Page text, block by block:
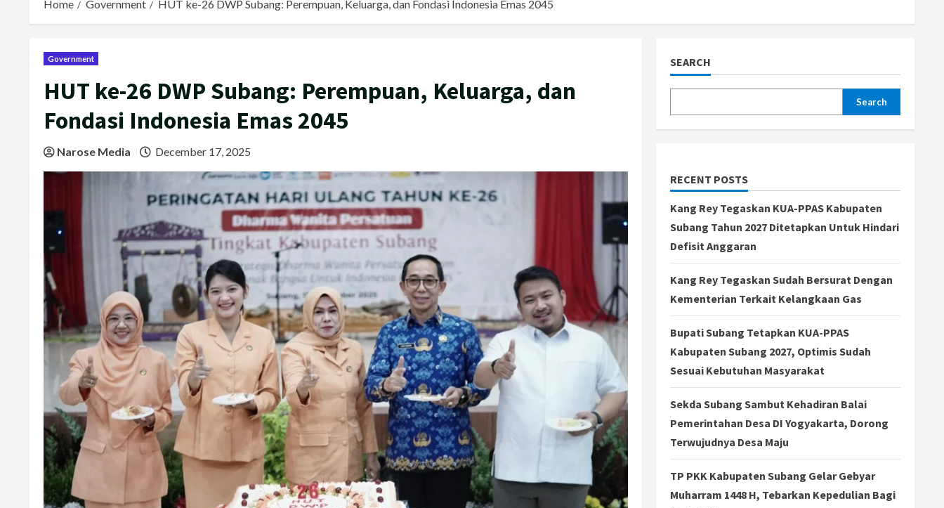
Home Government HUT ke-26 DWP Subang: Perempuan, Keluarga, dan Fondasi Indonesia Emas 2045
Government
HUT ke-26 DWP Subang: Perempuan, Keluarga, dan
Fondasi Indonesia Emas 2045
Narose Media December 17, 2025
SEARCH
Search
RECENT POSTS
Kang Rey Tegaskan KUA-PPAS Kabupaten
Subang Tahun 2027 Ditetapkan Untuk Hindari
Defisit Anggaran
Kang Rey Tegaskan Sudah Bersurat Dengan
Kementerian Terkait Kelangkaan Gas
Bupati Subang Tetapkan KUA-PPAS
Kabupaten Subang 2027, Optimis Sudah
Sesuai Kebutuhan Masyarakat
Sekda Subang Sambut Kehadiran Balai
Pemerintahan Desa DI Yogyakarta, Dorong
Terwujudnya Desa Maju
TP PKK Kabupaten Subang Gelar Gebyar
Muharram 1448 H, Tebarkan Kepedulian Bagi